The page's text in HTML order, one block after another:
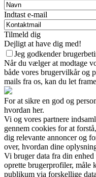
Indtast e-mail
Tilmeld dig
Dejligt at have dig med!
Jeg godkender
Når du vælger at modtage
både vores brugervilkår
mails fra os, kan du let
For at sikre en god og
hvordan her.
Vi og vores partnere
gennem cookies for at
dig relevante annoncer og
over, hvordan dine
Vi bruger data fra din
oprette brugerprofiler, måle
publikum via forskellige